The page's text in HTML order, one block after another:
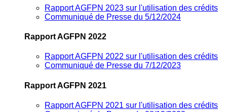
Rapport AGFPN 2023 sur l'utilisation des crédits
Communiqué de Presse du 5/12/2024
Rapport AGFPN 2022
Rapport AGFPN 2022 sur l'utilisation des crédits
Communiqué de Presse du 7/12/2023
Rapport AGFPN 2021
Rapport AGFPN 2021 sur l'utilisation des crédits